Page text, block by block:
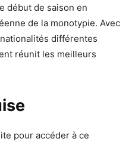
début de saison en
de la monotypie. Avec
différentes
réunit les meilleurs
pour accéder à ce